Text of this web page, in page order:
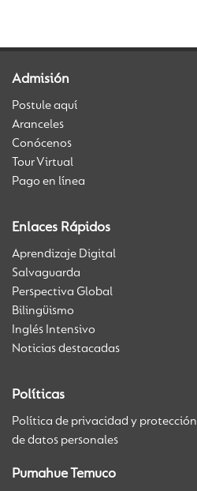
Admisión
Postule aquí
Aranceles
Conócenos
Tour Virtual
Pago en línea
Enlaces Rápidos
Aprendizaje Digital
Salvaguarda
Perspectiva Global
Bilingüismo
Inglés Intensivo
Noticias destacadas
Políticas
Política de privacidad y protección
de datos personales
Pumahue Temuco